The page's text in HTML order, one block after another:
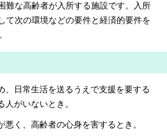
難な高齢者が入所する施設です。入所
て次の環境などの要件と経済的要件を
、日常生活を送るうえで支援を要する
人がいないとき。
悪く、高齢者の心身を害するとき。